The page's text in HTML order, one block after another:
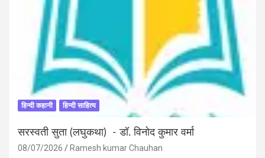
हिन्दी कहानी हिन्दी साहित्य
सरस्वती सुता (लघुकथा) ​- डॉ. विनोद कुमार वर्मा
08/07/2026 Ramesh kumar Chauhan